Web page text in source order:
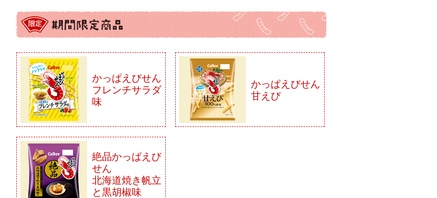
かっぱえびせん
フレンチサラダ
味
かっぱえびせん
甘えび
絶品かっぱえび
せん
北海道焼き帆立
と黒胡椒味